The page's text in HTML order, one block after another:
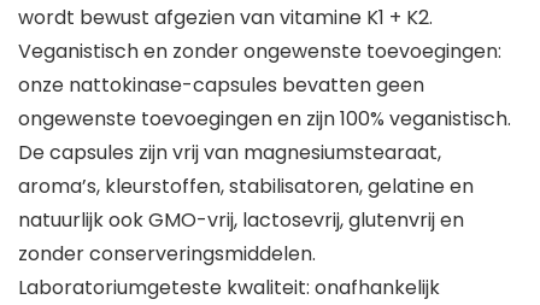
wordt bewust afgezien van vitamine K1 + K2.
Veganistisch en zonder ongewenste toevoegingen:
onze nattokinase-capsules bevatten geen
ongewenste toevoegingen en zijn 100% veganistisch.
De capsules zijn vrij van magnesiumstearaat,
aroma’s, kleurstoffen, stabilisatoren, gelatine en
natuurlijk ook GMO-vrij, lactosevrij, glutenvrij en
zonder conserveringsmiddelen.
Laboratoriumgeteste kwaliteit: onafhankelijk